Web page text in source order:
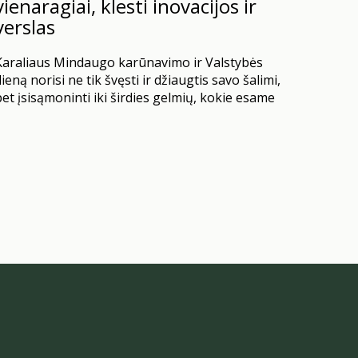
klesti inovacijos ir
Mindaugo karūnavimo ir Valstybės
norisi ne tik švęsti ir džiaugtis savo šalimi,
įsisąmoninti iki širdies gelmių, kokie esame